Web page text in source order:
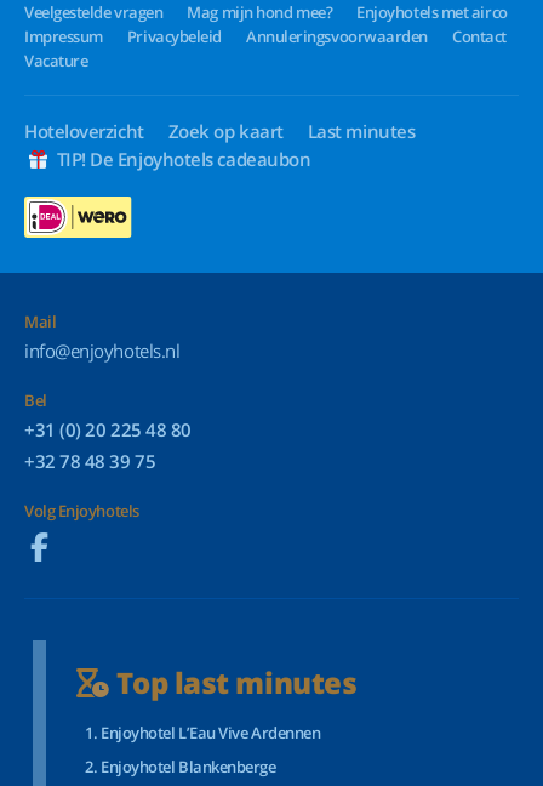
Veelgestelde vragen Mag mijn hond mee?
Enjoyhotels met airco
Impressum
Privacybeleid Annuleringsvoorwaarden
Contact
Vacature
Hoteloverzicht Zoek op kaart
Last minutes
TIP! De Enjoyhotels cadeaubon
Mail
info@enjoyhotels.nl
Bel
+31 (0) 20 225 48 80
+32 78 48 39 75
Volg Enjoyhotels
Top last minutes
Enjoyhotel L’Eau Vive Ardennen
Enjoyhotel Blankenberge